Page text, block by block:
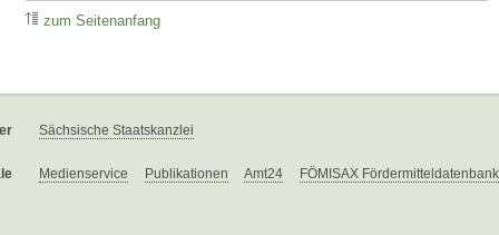
zum Seitenanfang
Sächsische Staatskanzlei
Medienservice Publikationen Amt24 FÖMISAX Fördermitteldatenbank